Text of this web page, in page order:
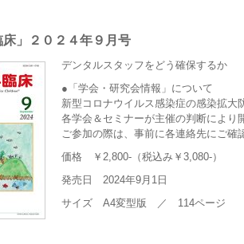
床」２０２４年９月号
デンタルスタッフをどう確保するか
●「学会・研究会情報」について
新型コロナウイルス感染症の感染拡大
各学会＆セミナーが主催の判断により
ご参加の際は、事前に各連絡先にご
価格 ￥2,800-（税込み￥3,080-）
発売日 2024年9月1日
サイズ A4変型版 ／ 114ページ